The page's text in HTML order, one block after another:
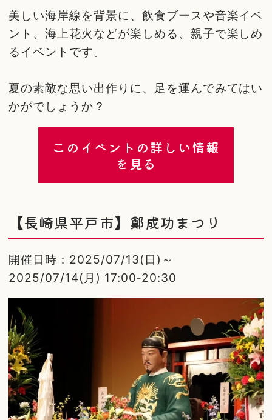
美しい海岸線を背景に、飲食ブースや音楽イベ
ント、海上花火などが楽しめる、親子で楽しめ
るイベントです。
夏の素敵な思い出作りに、足を運んでみてはい
かがでしょうか？
このイベントの詳しい情報
を見る
【長崎県平戸市】鄭成功まつり
開催日時：2025/07/13(日)～
2025/07/14(月) 17:00-20:30